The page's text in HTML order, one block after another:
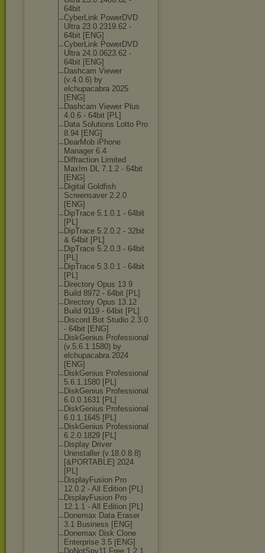
64bit
CyberLink PowerDVD
Ultra 23.0.2319.62 -
64bit [ENG]
CyberLink PowerDVD
Ultra 24.0.0623.62 -
64bit [ENG]
Dashcam Viewer
(v.4.0.6) by
elchupacabra 2025
[ENG]
Dashcam Viewer Plus
4.0.6 - 64bit [PL]
Data Solutions Lotto Pro
8.94 [ENG]
DearMob iPhone
Manager 6.4
Diffraction Limited
MaxIm DL 7.1.2 - 64bit
[ENG]
Digital Goldfish
Screensaver 2.2.0
[ENG]
DipTrace 5.1.0.1 - 64bit
[PL]
DipTrace 5.2.0.2 - 32bit
& 64bit [PL]
DipTrace 5.2.0.3 - 64bit
[PL]
DipTrace 5.3.0.1 - 64bit
[PL]
Directory Opus 13 9
Build 8972 - 64bit [PL]
Directory Opus 13.12
Build 9119 - 64bit [PL]
Discord Bot Studio 2.3.0
- 64bit [ENG]
DiskGenius Professional
(v.5.6.1.1580) by
elchupacabra 2024
[ENG]
DiskGenius Professional
5.6.1.1580 [PL]
DiskGenius Professional
6.0.0.1631 [PL]
DiskGenius Professional
6.0.1.1645 [PL]
DiskGenius Professional
6.2.0.1829 [PL]
Display Driver
Uninstaller (v.18.0.8.8)
[&PORTABLE] 2024
[PL]
DisplayFusion Pro
12.0.2 - All Edition [PL]
DisplayFusion Pro
12.1.1 - All Edition [PL]
Donemax Data Eraser
3.1 Business [ENG]
Donemax Disk Clone
Enterprise 3.5 [ENG]
DoNotSpy11 Free 1 2 1